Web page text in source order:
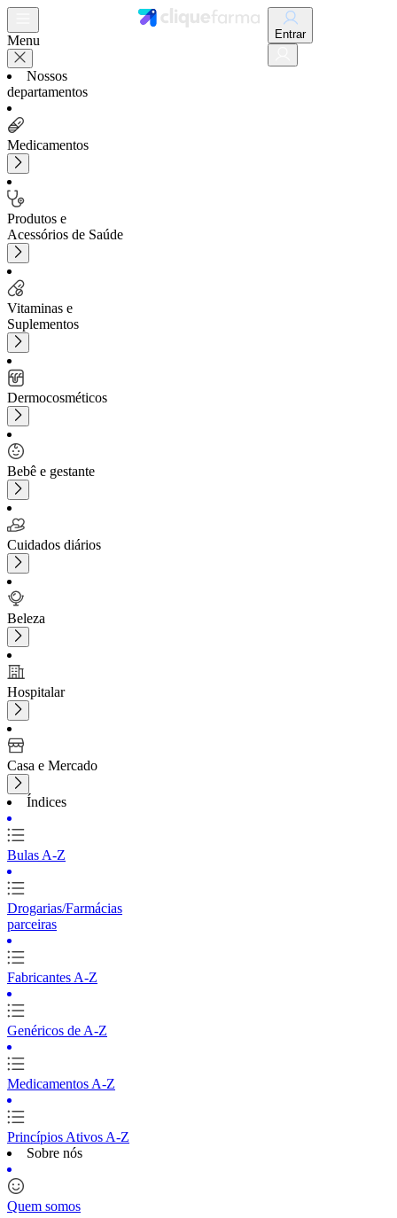
Menu
Nossos
departamentos
Medicamentos
Produtos e
Acessórios de Saúde
Vitaminas e
Suplementos
Dermocosméticos
Bebê e gestante
Cuidados diários
Beleza
Hospitalar
Casa e Mercado
Índices
Bulas A-Z
Drogarias/Farmácias
parceiras
Fabricantes A-Z
Genéricos de A-Z
Medicamentos A-Z
Princípios Ativos A-Z
Sobre nós
Quem somos
Entrar